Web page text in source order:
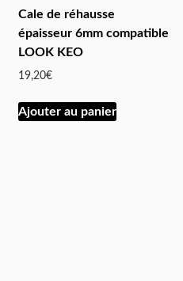
Cale de réhausse
épaisseur 6mm compatible
LOOK KEO
19,20€
Ajouter au panier